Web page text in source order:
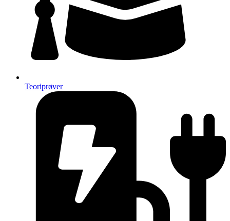
Teoriprøver